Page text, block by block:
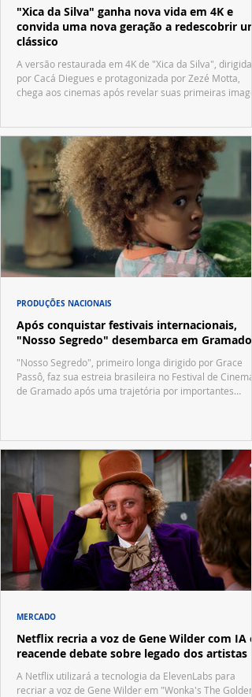
"Xica da Silva" ganha nova vida em 4K e
convida uma nova geração a redescobrir um
clássico
A versão restaurada em 4K de "Xica da Silva", dirigida
por Cacá Diegues e protagonizada por Zezé Motta,
chega aos cinemas após revelar suas primeiras
Após conquistar festivais internacionais,
"Nosso Segredo" desembarca em Gramado
"Nosso Segredo", primeiro longa dirigido por Grace
Passô, faz sua estreia brasileira no Festival de Cinema
de Gramado após uma trajetória por importantes
PRODUÇÕES NACIONAIS
Netflix recria a voz de Gene Wilder com IA e
reacende debate sobre legado dos artistas
A Netflix utilizará a tecnologia da ElevenLabs para
recriar a voz de Gene Wilder em "Wonka's The Golden
MERCADO